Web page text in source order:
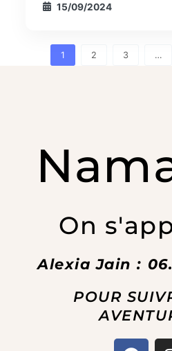
15/09/2024
1 2 3 …
On
Alexia Jain :
POUR
F